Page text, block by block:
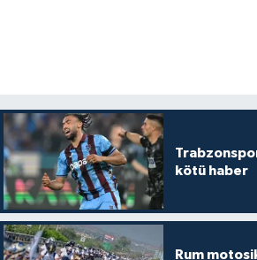
kötü haber
Rum